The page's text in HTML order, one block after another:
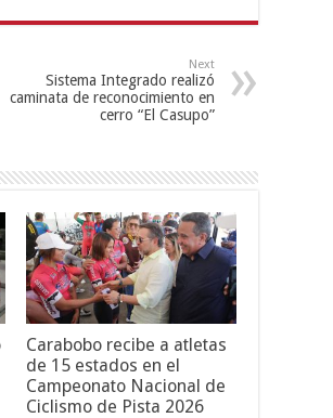
Next
Sistema Integrado realizó
caminata de reconocimiento en
cerro “El Casupo”
Carabobo recibe a atletas
de 15 estados en el
Campeonato Nacional de
Ciclismo de Pista 2026